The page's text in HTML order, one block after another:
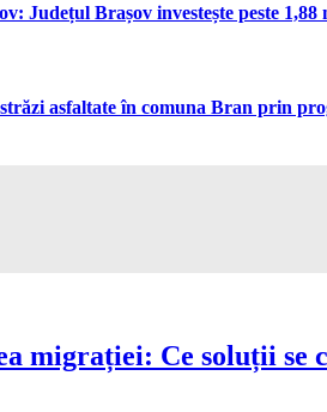
Județul Brașov investește peste
asfaltate în comuna Bran prin
migrației: Ce soluții se